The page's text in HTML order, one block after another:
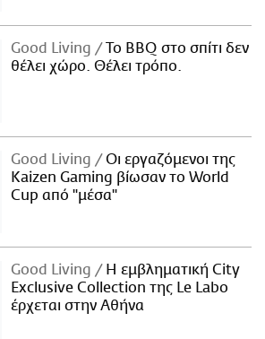
Good Living
Το BBQ στο σπίτι δεν
θέλει χώρο. Θέλει τρόπο.
Good Living
Οι εργαζόμενοι της
Kaizen Gaming βίωσαν το World
Cup από "μέσα"
Good Living
Η εμβληματική City
Exclusive Collection της Le Labo
έρχεται στην Αθήνα